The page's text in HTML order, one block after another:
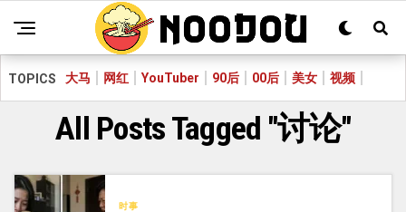
TOPICS 大马 网红 YouTuber 90后 00后 美女 视频
All Posts Tagged "讨论"
时事